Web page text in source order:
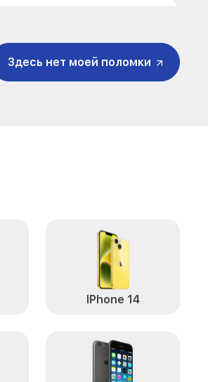
от 1300₽ Заказать
Здесь нет моей поломки
IPhone 14